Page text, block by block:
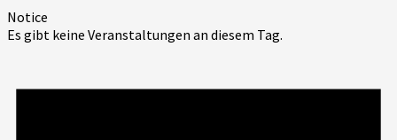
Notice
Es gibt keine Veranstaltungen an diesem Tag.